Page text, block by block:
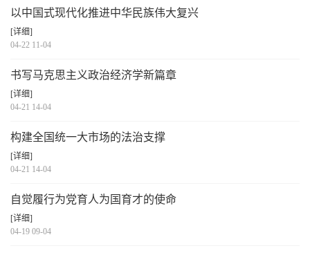
以中国式现代化推进中华民族伟大复兴
[详细]
04-22 11-04
书写马克思主义政治经济学新篇章
[详细]
04-21 14-04
构建全国统一大市场的法治支撑
[详细]
04-21 14-04
自觉履行为党育人为国育才的使命
[详细]
04-19 09-04